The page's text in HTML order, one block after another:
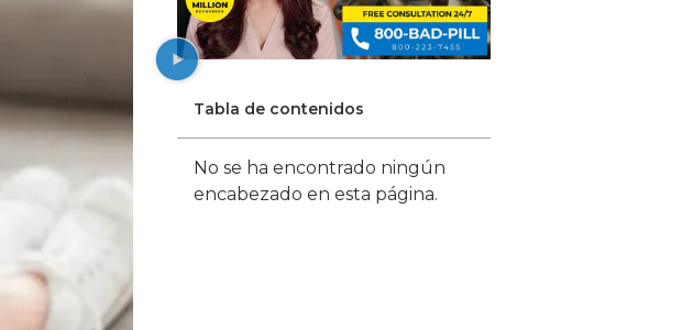
Tabla de contenidos
No se ha encontrado ningún
encabezado en esta página.